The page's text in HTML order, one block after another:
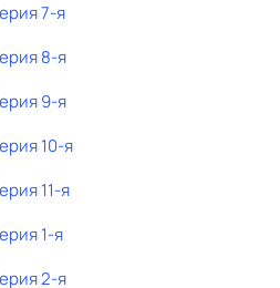
7-я
8-я
9-я
10-я
11-я
1-я
2-я